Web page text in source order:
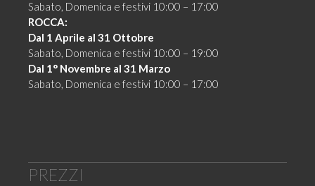
Sabato, Domenica e festivi 10:00 – 17:00
ROCCA:
Dal 1 Aprile al 31 Ottobre
Sabato, Domenica e festivi 10:00 – 19:00
Dal 1° Novembre al 31 Marzo
Sabato, Domenica e festivi 10:00 – 17:00
PREZZI